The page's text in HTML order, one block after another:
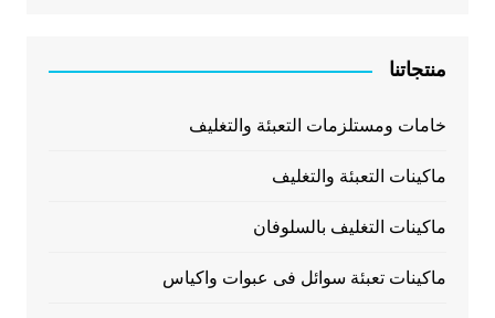
منتجاتنا
خامات ومستلزمات التعبئة والتغليف
ماكينات التعبئة والتغليف
ماكينات التغليف بالسلوفان
ماكينات تعبئة سوائل فى عبوات واكياس